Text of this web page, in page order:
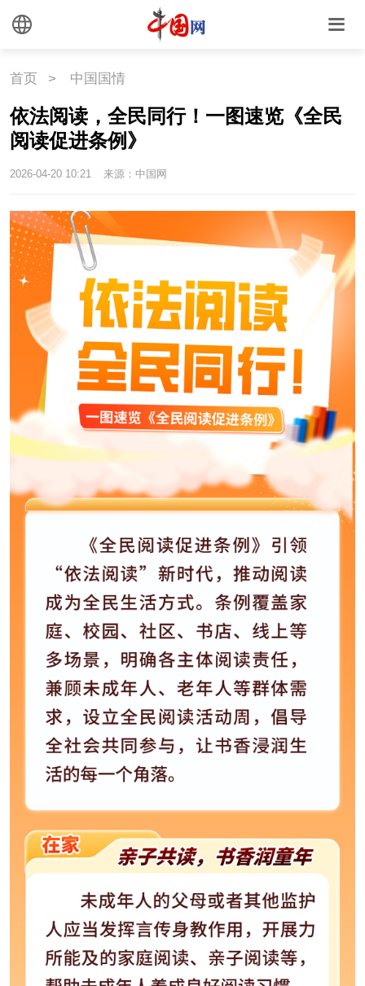
首页 > 中国国情
依法阅读，全民同行！一图速览《全民
阅读促进条例》
2026-04-20 10:21 来源：中国网